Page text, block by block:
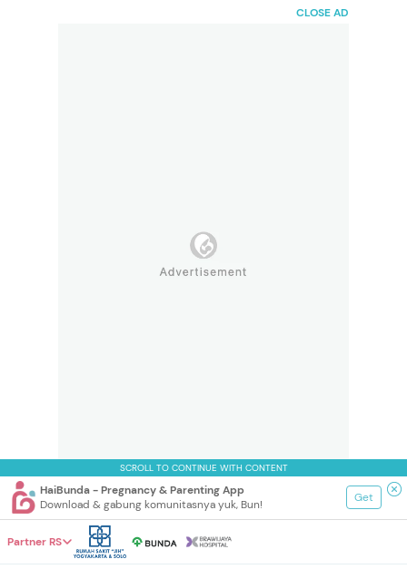
CLOSE AD
SCROLL TO CONTINUE WITH CONTENT
HaiBunda - Pregnancy & Parenting App
Download & gabung komunitasnya yuk, Bun!
Get
Partner RS